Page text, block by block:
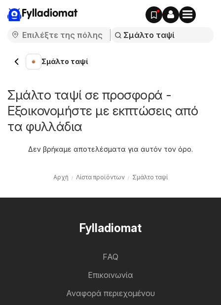
Fylladiomat
Σμάλτο ταψί
Σμάλτο ταψί σε προσφορά -
Εξοικονομήστε με εκπτώσεις από
τα φυλλάδια
Δεν βρήκαμε αποτελέσματα για αυτόν τον όρο.
Αρχή Λίστα προϊόντων Σμάλτο ταψί
Fylladiomat
FAQ
Επικοινωνία
Αναφορά περιεχομένου